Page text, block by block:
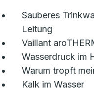
Sauberes
Leitung
Vaillant
Wasserdruck im
Warum tropft
Kalk im Wasser